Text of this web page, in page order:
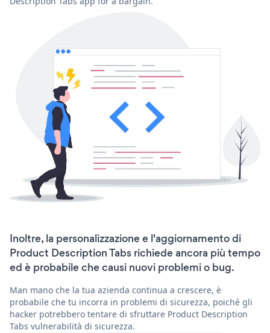
Inoltre, la personalizzazione e l'aggiornamento di
Product Description Tabs richiede ancora più tempo
ed è probabile che causi nuovi problemi o bug.
Man mano che la tua azienda continua a crescere, è
probabile che tu incorra in problemi di sicurezza, poiché gli
hacker potrebbero tentare di sfruttare Product Description
Tabs vulnerabilità di sicurezza.